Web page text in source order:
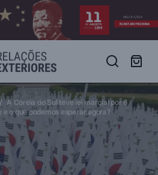
por 6 horas. Por que isso aconteceu
A Coreia do Sul teve lei marcial por 6
o que podemos esperar agora?